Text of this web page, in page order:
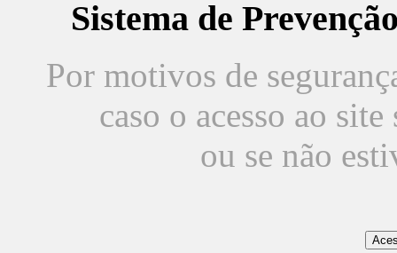
Sistema de
Por motivos de
caso o acesso ao
ou se não